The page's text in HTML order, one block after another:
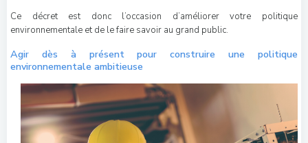
Ce décret est donc l’occasion d’améliorer votre politique
environnementale et de le faire savoir au grand public.
Agir dès à présent pour construire une politique
environnementale ambitieuse